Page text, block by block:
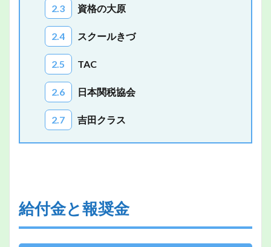
2.3 資格の大原
2.4 スクールきづ
2.5 TAC
2.6 日本関税協会
2.7 吉田クラス
給付金と報奨金